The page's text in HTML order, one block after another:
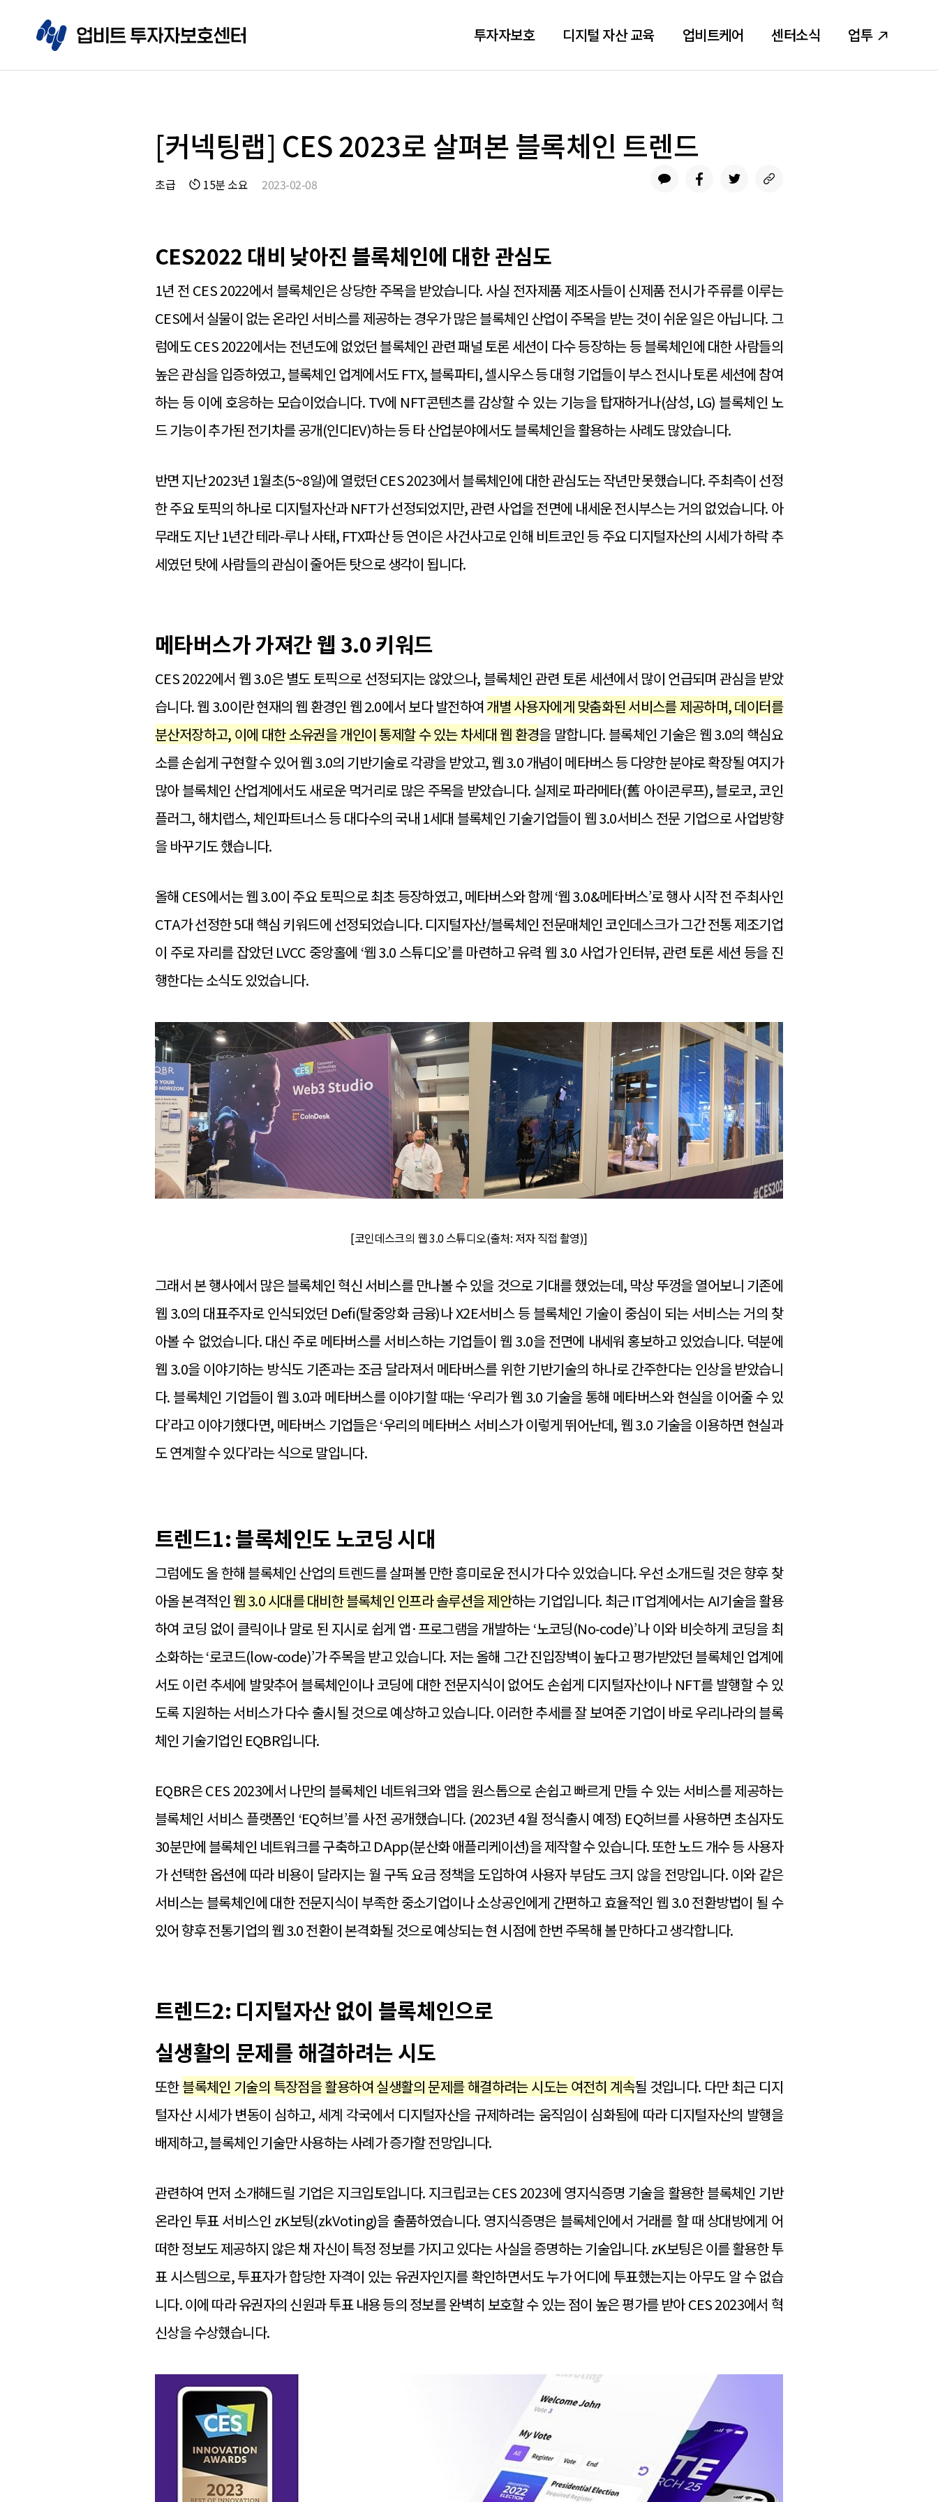
투자자보호 디지털 자산 교육 업비트케어 센터소식 업투
[커넥팅랩] CES 2023로 살펴본 블록체인 트렌드
초급 15분 소요 2023-02-08
CES2022 대비 낮아진 블록체인에 대한 관심도
1년 전 CES 2022에서 블록체인은 상당한 주목을 받았습니다. 사실 전자제품 제조사들이 신제품 전시가 주류를 이루는
CES에서 실물이 없는 온라인 서비스를 제공하는 경우가 많은 블록체인 산업이 주목을 받는 것이 쉬운 일은 아닙니다. 그
럼에도 CES 2022에서는 전년도에 없었던 블록체인 관련 패널 토론 세션이 다수 등장하는 등 블록체인에 대한 사람들의
높은 관심을 입증하였고, 블록체인 업계에서도 FTX, 블록파티, 셀시우스 등 대형 기업들이 부스 전시나 토론 세션에 참여
하는 등 이에 호응하는 모습이었습니다. TV에 NFT콘텐츠를 감상할 수 있는 기능을 탑재하거나(삼성, LG) 블록체인 노
드 기능이 추가된 전기차를 공개(인디EV)하는 등 타 산업분야에서도 블록체인을 활용하는 사례도 많았습니다.
반면 지난 2023년 1월초(5~8일)에 열렸던 CES 2023에서 블록체인에 대한 관심도는 작년만 못했습니다. 주최측이 선정
한 주요 토픽의 하나로 디지털자산과 NFT가 선정되었지만, 관련 사업을 전면에 내세운 전시부스는 거의 없었습니다. 아
무래도 지난 1년간 테라-루나 사태, FTX파산 등 연이은 사건사고로 인해 비트코인 등 주요 디지털자산의 시세가 하락 추
세였던 탓에 사람들의 관심이 줄어든 탓으로 생각이 됩니다.
메타버스가 가져간 웹 3.0 키워드
CES 2022에서 웹 3.0은 별도 토픽으로 선정되지는 않았으나, 블록체인 관련 토론 세션에서 많이 언급되며 관심을 받았
습니다. 웹 3.0이란 현재의 웹 환경인 웹 2.0에서 보다 발전하여 개별 사용자에게 맞춤화된 서비스를 제공하며, 데이터를
분산저장하고, 이에 대한 소유권을 개인이 통제할 수 있는 차세대 웹 환경을 말합니다. 블록체인 기술은 웹 3.0의 핵심요
소를 손쉽게 구현할 수 있어 웹 3.0의 기반기술로 각광을 받았고, 웹 3.0 개념이 메타버스 등 다양한 분야로 확장될 여지가
많아 블록체인 산업계에서도 새로운 먹거리로 많은 주목을 받았습니다. 실제로 파라메타(舊 아이콘루프), 블로코, 코인
플러그, 해치랩스, 체인파트너스 등 대다수의 국내 1세대 블록체인 기술기업들이 웹 3.0서비스 전문 기업으로 사업방향
을 바꾸기도 했습니다.
올해 CES에서는 웹 3.0이 주요 토픽으로 최초 등장하였고, 메타버스와 함께 ‘웹 3.0&메타버스’로 행사 시작 전 주최사인
CTA가 선정한 5대 핵심 키워드에 선정되었습니다. 디지털자산/블록체인 전문매체인 코인데스크가 그간 전통 제조기업
이 주로 자리를 잡았던 LVCC 중앙홀에 ‘웹 3.0 스튜디오’를 마련하고 유력 웹 3.0 사업가 인터뷰, 관련 토론 세션 등을 진
행한다는 소식도 있었습니다.
[코인데스크의 웹 3.0 스튜디오(출처: 저자 직접 촬영)]
그래서 본 행사에서 많은 블록체인 혁신 서비스를 만나볼 수 있을 것으로 기대를 했었는데, 막상 뚜껑을 열어보니 기존에
웹 3.0의 대표주자로 인식되었던 Defi(탈중앙화 금융)나 X2E서비스 등 블록체인 기술이 중심이 되는 서비스는 거의 찾
아볼 수 없었습니다. 대신 주로 메타버스를 서비스하는 기업들이 웹 3.0을 전면에 내세워 홍보하고 있었습니다. 덕분에
웹 3.0을 이야기하는 방식도 기존과는 조금 달라져서 메타버스를 위한 기반기술의 하나로 간주한다는 인상을 받았습니
다. 블록체인 기업들이 웹 3.0과 메타버스를 이야기할 때는 ‘우리가 웹 3.0 기술을 통해 메타버스와 현실을 이어줄 수 있
다’라고 이야기했다면, 메타버스 기업들은 ‘우리의 메타버스 서비스가 이렇게 뛰어난데, 웹 3.0 기술을 이용하면 현실과
도 연계할 수 있다’라는 식으로 말입니다.
트렌드1: 블록체인도 노코딩 시대
그럼에도 올 한해 블록체인 산업의 트렌드를 살펴볼 만한 흥미로운 전시가 다수 있었습니다. 우선 소개드릴 것은 향후 찾
아올 본격적인 웹 3.0 시대를 대비한 블록체인 인프라 솔루션을 제안하는 기업입니다. 최근 IT업계에서는 AI기술을 활용
하여 코딩 없이 클릭이나 말로 된 지시로 쉽게 앱·프로그램을 개발하는 ‘노코딩(No-code)’나 이와 비슷하게 코딩을 최
소화하는 ‘로코드(low-code)’가 주목을 받고 있습니다. 저는 올해 그간 진입장벽이 높다고 평가받았던 블록체인 업계에
서도 이런 추세에 발맞추어 블록체인이나 코딩에 대한 전문지식이 없어도 손쉽게 디지털자산이나 NFT를 발행할 수 있
도록 지원하는 서비스가 다수 출시될 것으로 예상하고 있습니다. 이러한 추세를 잘 보여준 기업이 바로 우리나라의 블록
체인 기술기업인 EQBR입니다.
EQBR은 CES 2023에서 나만의 블록체인 네트워크와 앱을 원스톱으로 손쉽고 빠르게 만들 수 있는 서비스를 제공하는
블록체인 서비스 플랫폼인 ‘EQ허브’를 사전 공개했습니다. (2023년 4월 정식출시 예정) EQ허브를 사용하면 초심자도
30분만에 블록체인 네트워크를 구축하고 DApp(분산화 애플리케이션)을 제작할 수 있습니다. 또한 노드 개수 등 사용자
가 선택한 옵션에 따라 비용이 달라지는 월 구독 요금 정책을 도입하여 사용자 부담도 크지 않을 전망입니다. 이와 같은
서비스는 블록체인에 대한 전문지식이 부족한 중소기업이나 소상공인에게 간편하고 효율적인 웹 3.0 전환방법이 될 수
있어 향후 전통기업의 웹 3.0 전환이 본격화될 것으로 예상되는 현 시점에 한번 주목해 볼 만하다고 생각합니다.
트렌드2: 디지털자산 없이 블록체인으로
실생활의 문제를 해결하려는 시도
또한블록체인 기술의 특장점을 활용하여 실생활의 문제를 해결하려는 시도는 여전히 계속될 것입니다. 다만 최근 디지
털자산 시세가 변동이 심하고, 세계 각국에서 디지털자산을 규제하려는 움직임이 심화됨에 따라 디지털자산의 발행을
배제하고, 블록체인 기술만 사용하는 사례가 증가할 전망입니다.
관련하여 먼저 소개해드릴 기업은 지크입토입니다. 지크립코는 CES 2023에 영지식증명 기술을 활용한 블록체인 기반
온라인 투표 서비스인 zK보팅(zkVoting)을 출품하였습니다. 영지식증명은 블록체인에서 거래를 할 때 상대방에게 어
떠한 정보도 제공하지 않은 채 자신이 특정 정보를 가지고 있다는 사실을 증명하는 기술입니다. zK보팅은 이를 활용한 투
표 시스템으로, 투표자가 합당한 자격이 있는 유권자인지를 확인하면서도 누가 어디에 투표했는지는 아무도 알 수 없습
니다. 이에 따라 유권자의 신원과 투표 내용 등의 정보를 완벽히 보호할 수 있는 점이 높은 평가를 받아 CES 2023에서 혁
신상을 수상했습니다.